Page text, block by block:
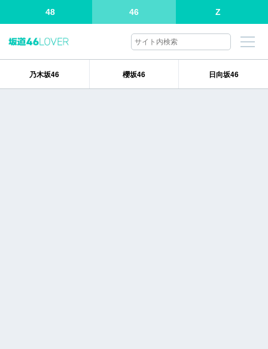
48 46 Z
乃木坂46 櫻坂46 日向坂46